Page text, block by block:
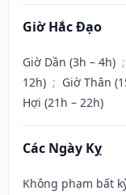
Giờ Hắc Đạo
Giờ Dần (3h – 4h) ;
12h) ; Giờ Thân
Hợi (21h – 22h)
Các Ngày Kỵ
Không phạm bất